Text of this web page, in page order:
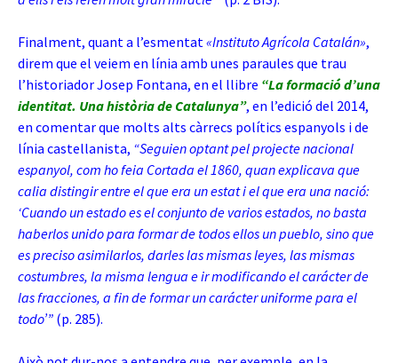
Finalment, quant a l’esmentat«Instituto Agrícola Catalán»,
direm que el veiem en línia amb unes paraules que trau
l’historiador Josep Fontana, en el llibre “La formació d’una
identitat. Una història de Catalunya”, en l’edició del 2014,
en comentar que molts alts càrrecs polítics espanyols i de
línia castellanista, “Seguien optant pel projecte nacional
espanyol, com ho feia Cortada el 1860, quan explicava que
calia distingir entre el que era un estat i el que era una nació:
‘Cuando un estado es el conjunto de varios estados, no basta
haberlos unido para formar de todos ellos un pueblo, sino que
es preciso asimilarlos, darles las mismas leyes, las mismas
costumbres, la misma lengua e ir modificando el carácter de
las fracciones, a fin de formar un carácter uniforme para el
todo’” (p. 285).